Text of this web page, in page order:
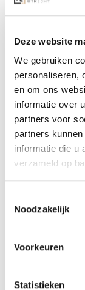
Deze website
We gebruiken
personaliseren,
en om ons
informatie over
partners voor
partners
informatie die u
verzameld op
Noodzakelijk
Voorkeuren
Statistieken